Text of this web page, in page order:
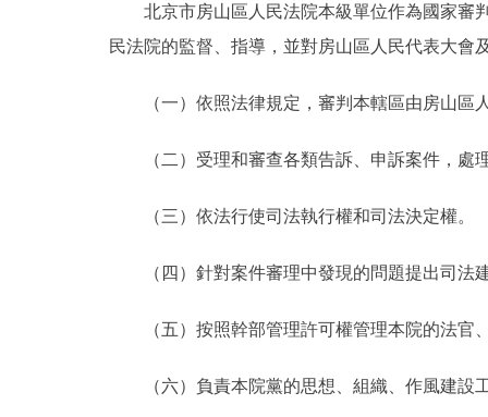
北京市房山區人民法院本級單位作為國家審
民法院的監督、指導，並對房山區人民代表大會
（一）依照法律規定，審判本轄區由房山
（二）受理和審查各類告訴、申訴案件，
（三）依法行使司法執行權和司法決定權。
（四）針對案件審理中發現的問題提出司法
（五）按照幹部管理許可權管理本院的法
（六）負責本院黨的思想、組織、作風建設